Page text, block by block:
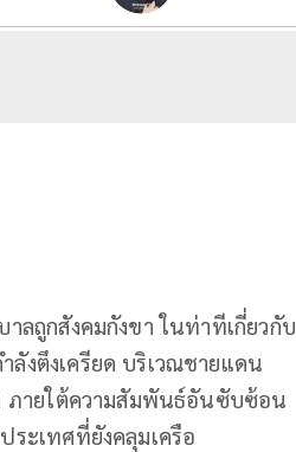
ลถูกสังคมกังขา ในท่าทีเกี่ยวกับ
งตึงเครียด บริเวณชายแดน
ภายใต้ความสัมพันธ์อันซับซ้อน
ระเทศที่ยังคลุมเครือ